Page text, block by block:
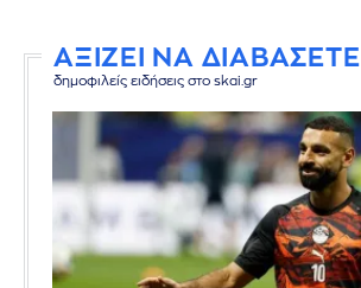
ΑΞΙΖΕΙ ΝΑ ΔΙΑΒΑΣΕΤΕ
δημοφιλείς ειδήσεις στο skai.gr